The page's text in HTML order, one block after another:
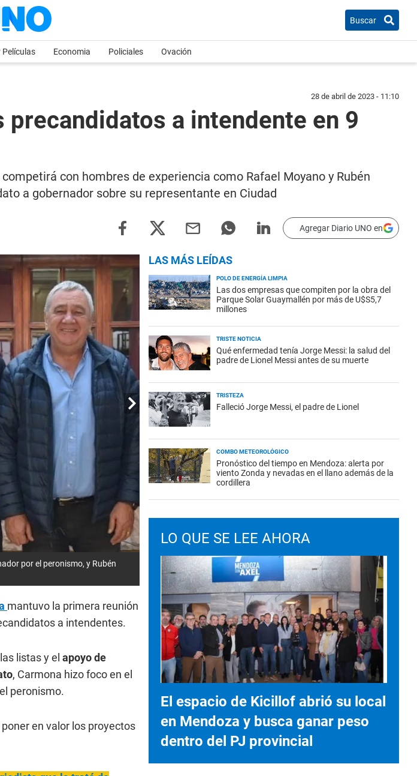
Buscar
Películas Economia Policiales Ovación
28 de abril de 2023 - 11:10
a intendente en 9
con hombres de experiencia como Rafael Moyano y Rubén
a gobernador sobre su representante en Ciudad
Agregar Diario UNO en
por el peronismo, y Rubén
mantuvo la primera reunión
a intendentes.
listas y el apoyo de
, Carmona hizo foco en el
peronismo.
en valor los proyectos
LAS MÁS LEÍDAS
POLO DE ENERGÍA LIMPIA
Las dos empresas que compiten por la obra del
Parque Solar Guaymallén por más de U$S5,7
millones
TRISTE NOTICIA
Qué enfermedad tenía Jorge Messi: la salud del
padre de Lionel Messi antes de su muerte
TRISTEZA
Falleció Jorge Messi, el padre de Lionel
COMBO METEOROLÓGICO
Pronóstico del tiempo en Mendoza: alerta por
viento Zonda y nevadas en el llano además de la
cordillera
LO QUE SE LEE AHORA
El espacio de Kicillof abrió su local
en Mendoza y busca ganar peso
dentro del PJ provincial